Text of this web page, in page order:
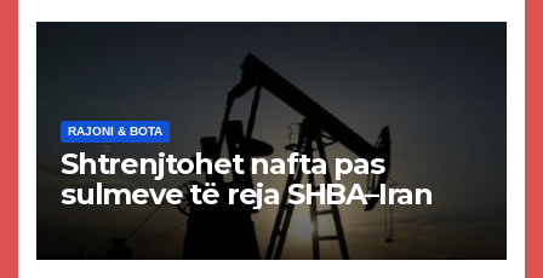
RAJONI & BOTA
Shtrenjtohet nafta pas
sulmeve të reja SHBA–Iran